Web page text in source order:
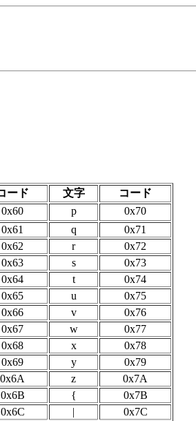
ード 文字
コード
0x60 p
0x70
0x61 q
0x71
0x62 r
0x72
0x63 s
0x73
0x64 t
0x74
0x65 u
0x75
0x66 v
0x76
0x67 w
0x77
0x68 x
0x78
0x69 y
0x79
0x6A z
0x7A
0x6B {
0x7B
0x6C |
0x7C